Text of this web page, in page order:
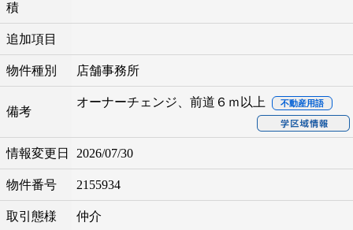
積
追加項目
物件種別 店舗事務所
備考
オーナーチェンジ、前道６ｍ以上 不動産用語
情報変更日 2026/07/30
物件番号 2155934
取引態様 仲介